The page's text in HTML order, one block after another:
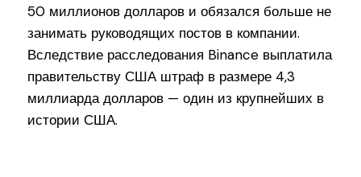
50 миллионов долларов и обязался больше не
занимать руководящих постов в компании.
Вследствие расследования Binance выплатила
правительству США штраф в размере 4,3
миллиарда долларов — один из крупнейших в
истории США.